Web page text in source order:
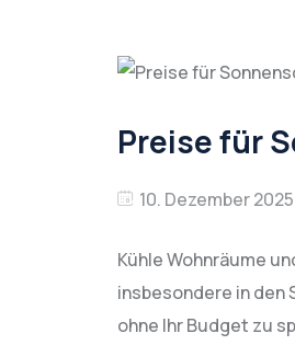
Preise für
10. Dezember 2025
Kühle Wohnräume
insbesondere in den
ohne Ihr Budget zu